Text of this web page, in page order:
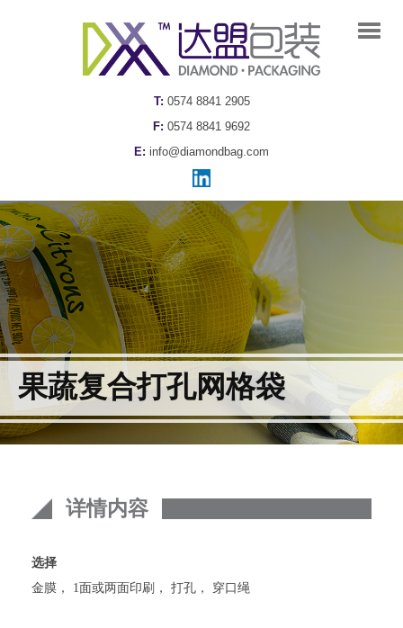
T: 0574 8841 2905
F: 0574 8841 9692
E: info@diamondbag.com
果蔬复合打孔网格袋
详情内容
选择
金膜， 1面或两面印刷， 打孔， 穿口绳